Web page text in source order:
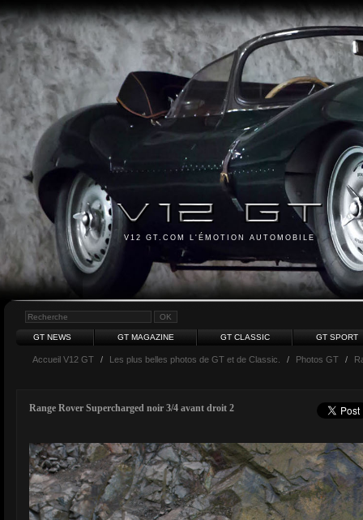
V12 GT.COM L'ÉMOTION AUTOMOBILE
GT NEWS GT MAGAZINE GT CLASSIC GT SPORT
Accueil V12 GT / Les plus belles photos de GT et de Classic. / Photos GT /
Range Rover Supercharged noir 3/4 avant droit 2